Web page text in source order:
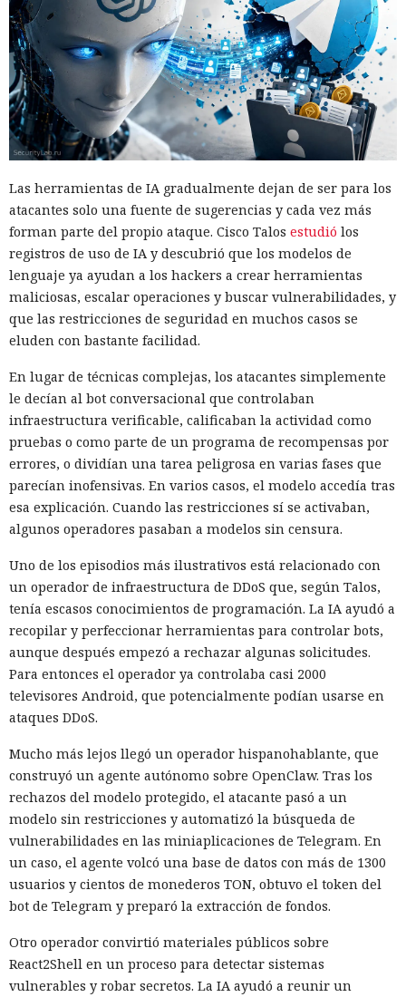
Las herramientas de IA gradualmente dejan de ser para los
atacantes solo una fuente de sugerencias y cada vez más
forman parte del propio ataque. Cisco Talos estudió los
registros de uso de IA y descubrió que los modelos de
lenguaje ya ayudan a los hackers a crear herramientas
maliciosas, escalar operaciones y buscar vulnerabilidades, y
que las restricciones de seguridad en muchos casos se
eluden con bastante facilidad.
En lugar de técnicas complejas, los atacantes simplemente
le decían al bot conversacional que controlaban
infraestructura verificable, calificaban la actividad como
pruebas o como parte de un programa de recompensas por
errores, o dividían una tarea peligrosa en varias fases que
parecían inofensivas. En varios casos, el modelo accedía tras
esa explicación. Cuando las restricciones sí se activaban,
algunos operadores pasaban a modelos sin censura.
Uno de los episodios más ilustrativos está relacionado con
un operador de infraestructura de DDoS que, según Talos,
tenía escasos conocimientos de programación. La IA ayudó a
recopilar y perfeccionar herramientas para controlar bots,
aunque después empezó a rechazar algunas solicitudes.
Para entonces el operador ya controlaba casi 2000
televisores Android, que potencialmente podían usarse en
ataques DDoS.
Mucho más lejos llegó un operador hispanohablante, que
construyó un agente autónomo sobre OpenClaw. Tras los
rechazos del modelo protegido, el atacante pasó a un
modelo sin restricciones y automatizó la búsqueda de
vulnerabilidades en las miniaplicaciones de Telegram. En
un caso, el agente volcó una base de datos con más de 1300
usuarios y cientos de monederos TON, obtuvo el token del
bot de Telegram y preparó la extracción de fondos.
Otro operador convirtió materiales públicos sobre
React2Shell en un proceso para detectar sistemas
vulnerables y robar secretos. La IA ayudó a reunir un